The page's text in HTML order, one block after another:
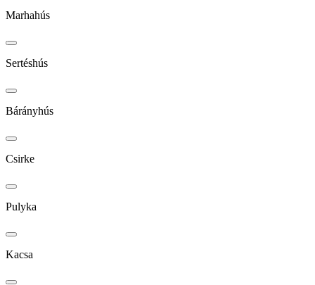
Marhahús
Sertéshús
Bárányhús
Csirke
Pulyka
Kacsa